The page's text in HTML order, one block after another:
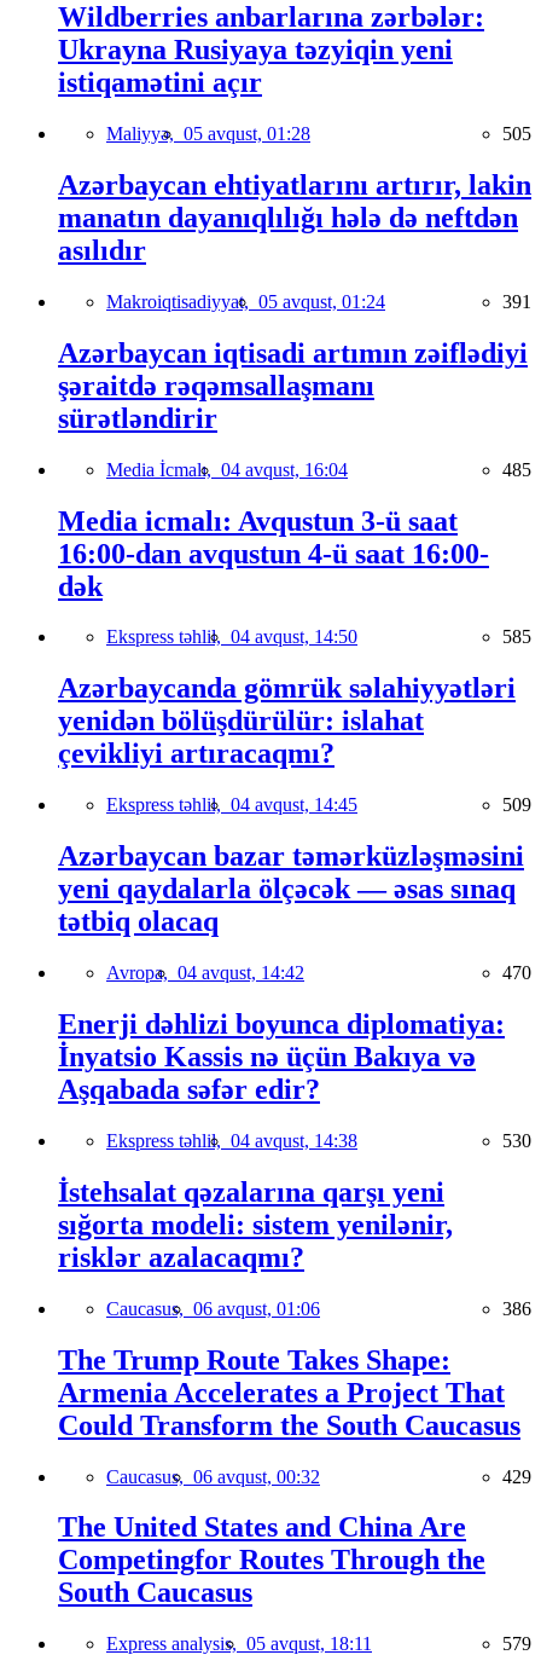
Wildberries anbarlarına zərbələr:
Ukrayna Rusiyaya təzyiqin yeni
istiqamətini açır
Maliyyə, 05 avqust, 01:28 505
Azərbaycan ehtiyatlarını artırır, lakin
manatın dayanıqlılığı hələ də neftdən
asılıdır
Makroiqtisadiyyat, 05 avqust, 01:24 391
Azərbaycan iqtisadi artımın zəiflədiyi
şəraitdə rəqəmsallaşmanı
sürətləndirir
Media İcmalı, 04 avqust, 16:04 485
Media icmalı: Avqustun 3-ü saat
16:00-dan avqustun 4-ü saat 16:00-
dək
Ekspress təhlil, 04 avqust, 14:50 585
Azərbaycanda gömrük səlahiyyətləri
yenidən bölüşdürülür: islahat
çevikliyi artıracaqmı?
Ekspress təhlil, 04 avqust, 14:45 509
Azərbaycan bazar təmərküzləşməsini
yeni qaydalarla ölçəcək — əsas sınaq
tətbiq olacaq
Avropa, 04 avqust, 14:42 470
Enerji dəhlizi boyunca diplomatiya:
İnyatsio Kassis nə üçün Bakıya və
Aşqabada səfər edir?
Ekspress təhlil, 04 avqust, 14:38 530
İstehsalat qəzalarına qarşı yeni
sığorta modeli: sistem yenilənir,
risklər azalacaqmı?
Caucasus, 06 avqust, 01:06 386
The Trump Route Takes Shape:
Armenia Accelerates a Project That
Could Transform the South Caucasus
Caucasus, 06 avqust, 00:32 429
The United States and China Are
Competingfor Routes Through the
South Caucasus
Express analysis, 05 avqust, 18:11 579